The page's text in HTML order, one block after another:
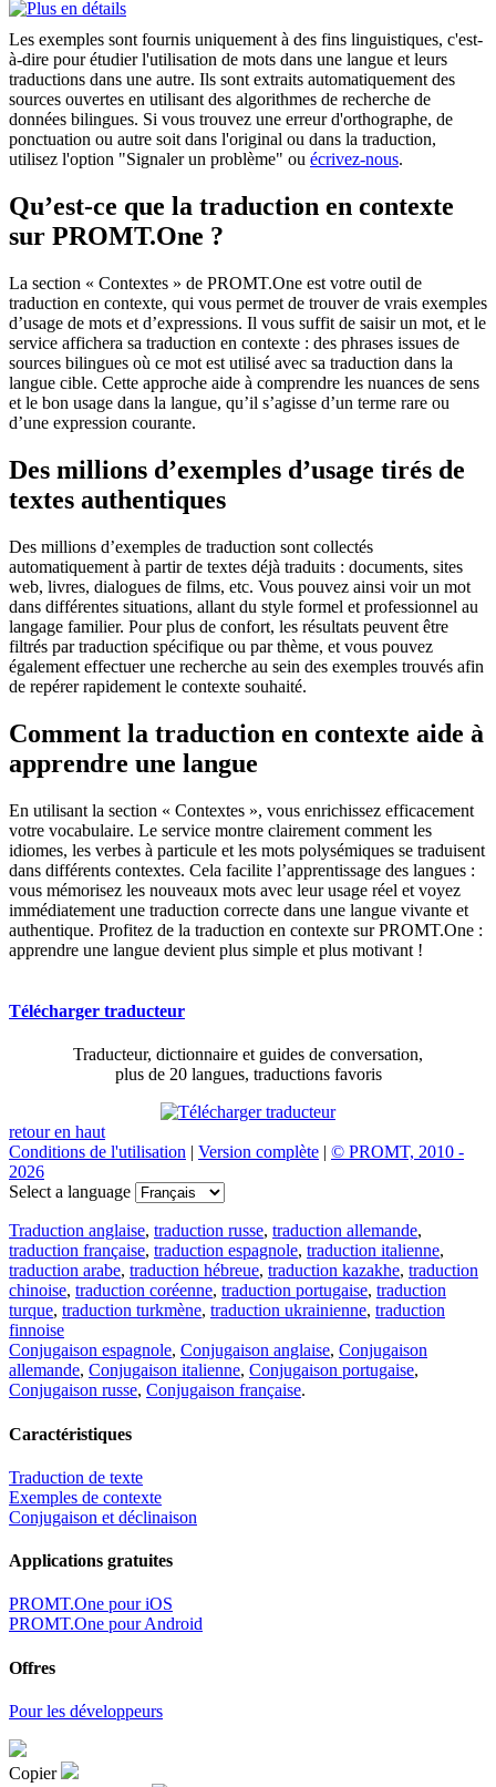
Les exemples sont fournis uniquement à des fins linguistiques, c'est-
à-dire pour étudier l'utilisation de mots dans une langue et leurs
traductions dans une autre. Ils sont extraits automatiquement des
sources ouvertes en utilisant des algorithmes de recherche de
données bilingues. Si vous trouvez une erreur d'orthographe, de
ponctuation ou autre soit dans l'original ou dans la traduction,
utilisez l'option "Signaler un problème" ou écrivez-nous.
Qu’est-ce que la traduction en contexte
sur PROMT.One ?
La section « Contextes » de PROMT.One est votre outil de
traduction en contexte, qui vous permet de trouver de vrais exemples
d’usage de mots et d’expressions. Il vous suffit de saisir un mot, et le
service affichera sa traduction en contexte : des phrases issues de
sources bilingues où ce mot est utilisé avec sa traduction dans la
langue cible. Cette approche aide à comprendre les nuances de sens
et le bon usage dans la langue, qu’il s’agisse d’un terme rare ou
d’une expression courante.
Des millions d’exemples d’usage tirés de
textes authentiques
Des millions d’exemples de traduction sont collectés
automatiquement à partir de textes déjà traduits : documents, sites
web, livres, dialogues de films, etc. Vous pouvez ainsi voir un mot
dans différentes situations, allant du style formel et professionnel au
langage familier. Pour plus de confort, les résultats peuvent être
filtrés par traduction spécifique ou par thème, et vous pouvez
également effectuer une recherche au sein des exemples trouvés afin
de repérer rapidement le contexte souhaité.
Comment la traduction en contexte aide à
apprendre une langue
En utilisant la section « Contextes », vous enrichissez efficacement
votre vocabulaire. Le service montre clairement comment les
idiomes, les verbes à particule et les mots polysémiques se traduisent
dans différents contextes. Cela facilite l’apprentissage des langues :
vous mémorisez les nouveaux mots avec leur usage réel et voyez
immédiatement une traduction correcte dans une langue vivante et
authentique. Profitez de la traduction en contexte sur PROMT.One :
apprendre une langue devient plus simple et plus motivant !
Télécharger traducteur
Traducteur, dictionnaire et guides de conversation,
plus de 20 langues, traductions favoris
retour en haut
Conditions de l'utilisation | Version complète | © PROMT, 2010 -
2026
Select a language
Traduction anglaise, traduction russe, traduction allemande,
traduction française, traduction espagnole, traduction italienne,
traduction arabe, traduction hébreue, traduction kazakhe, traduction
chinoise, traduction coréenne, traduction portugaise, traduction
turque, traduction turkmène, traduction ukrainienne, traduction
finnoise
Conjugaison espagnole, Conjugaison anglaise, Conjugaison
allemande, Conjugaison italienne, Conjugaison portugaise,
Conjugaison russe, Conjugaison française.
Caractéristiques
Traduction de texte
Exemples de contexte
Conjugaison et déclinaison
Applications gratuites
PROMT.One pour iOS
PROMT.One pour Android
Offres
Pour les développeurs
Copier